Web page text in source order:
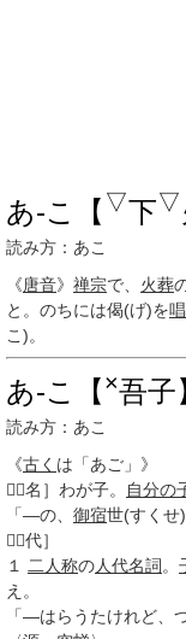
あ‐こ【 ▽下▽
読み方：あこ
《唐音》 禅宗で、 火葬
と。のちには偈(げ)を
こ)。
あ‐こ【 ×吾子
読み方：あこ
《古く は「あご」》
［名］ わが子。 自分の
「―の、 御宿世(すくせ
［代］
１
二人称の人代名詞。
え。
「―はらうたけれど、